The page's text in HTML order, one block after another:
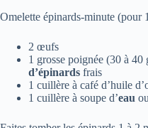
Omelette épinards-minute (pour
2 œufs
1 grosse poignée (30 à 40
d’épinards frais
1 cuillère à café d’huile
1 cuillère à soupe d’eau